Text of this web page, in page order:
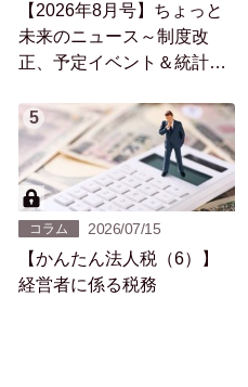
【2026年8月号】ちょっと
未来のニュース～制度改
正、予定イベント＆統計情
5
コラム 2026/07/15
【かんたん法人税（6）】
経営者に係る税務